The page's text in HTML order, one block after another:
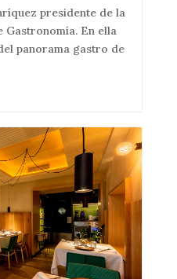
presidente de la
Gastronomía. En ella
panorama gastro de